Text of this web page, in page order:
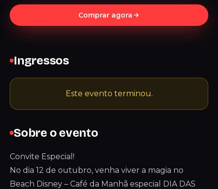
Comprar agora
Sobre o evento
Convite Especial!
No dia 12 de outubro, venha viver a magia no
Beach Disney – Café da Manhã especial DIA DAS
Ingressos
Este evento terminou.